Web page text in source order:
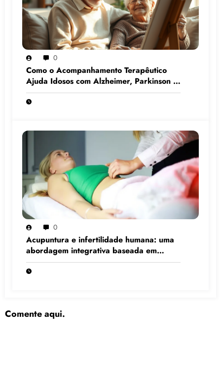
0
Como o Acompanhamento Terapêutico
Ajuda Idosos com Alzheimer, Parkinson e
Demência
0
Acupuntura e infertilidade humana: uma
abordagem integrativa baseada em
evidências científicas
Comente aqui.